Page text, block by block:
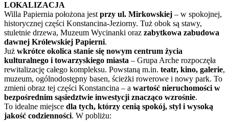
LOKALIZACJA
Willa Papiernia położona jest przy ul. Mirkowskiej – w spokojnej,
historycznej części Konstancina-Jeziorny. Tuż obok są stawy,
stuletnie drzewa, Muzeum Wycinanki oraz zabytkowa zabudowa
dawnej Królewskiej Papierni.
Już wkrótce okolica stanie się nowym centrum życia
kulturalnego i towarzyskiego miasta – Grupa Arche rozpoczęła
rewitalizację całego kompleksu. Powstaną m.in. teatr, kino, galerie,
muzeum, ogólnodostępny basen, ścieżki rowerowe i nowy park. To
zmieni obraz tej części Konstancina – a wartość nieruchomości w
bezpośrednim sąsiedztwie inwestycji znacząco wzrośnie.
To idealne miejsce dla tych, którzy cenią spokój, styl i wysoką
jakość codzienności. W pobliżu: